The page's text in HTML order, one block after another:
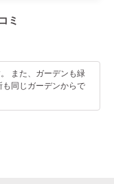
ミ
また、ガーデンも緑
同じガーデンからで